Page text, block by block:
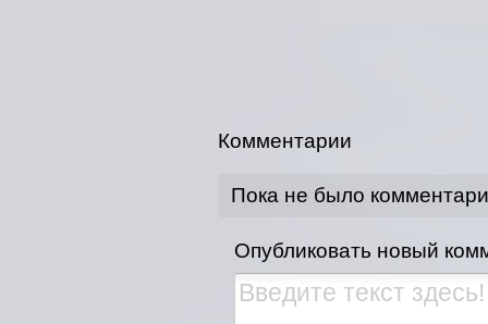
Комментарии
Пока не было
Опубликовать новый